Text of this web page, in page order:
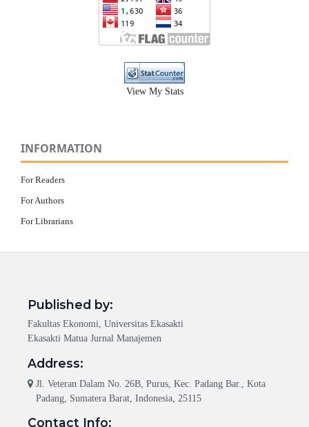
View My Stats
INFORMATION
For Readers
For Authors
For Librarians
Published by:
Fakultas Ekonomi, Universitas Ekasakti
Ekasakti Matua Jurnal Manajemen
Address:
Jl. Veteran Dalam No. 26B, Purus, Kec. Padang Bar., Kota
Padang, Sumatera Barat, Indonesia, 25115
Contact Info: